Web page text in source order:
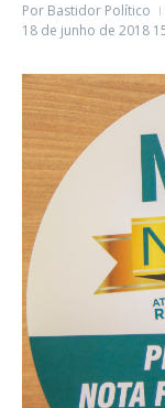
Por Bastidor Político
18 de junho de 2018